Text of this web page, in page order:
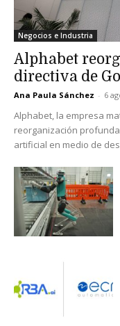
Negocios e Industria
Alphabet
directiva de
Ana Paula Sánchez - 6
Alphabet, la empresa
reorganización
artificial en medio de